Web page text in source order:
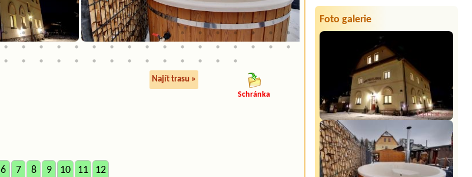
Foto galerie
Najít trasu »
Schránka
6 7 8 9 10 11 12